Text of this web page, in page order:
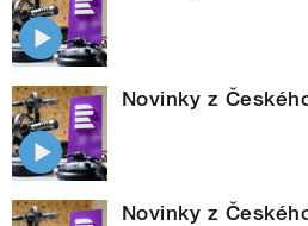
Novinky z
Novinky z